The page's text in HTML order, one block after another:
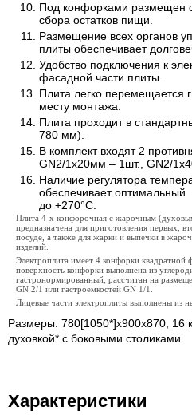
Под конфорками размещен
сбора остатков пищи.
Размещение всех органов
плиты обеспечивает
Удобство подключения к
фасадной части плиты.
Плита легко перемещается
месту монтажа.
Плита проходит в
780 мм).
В комплект входят 2
GN2/1х20мм – 1шт., GN2/
Наличие регулятора
обеспечивает
до +270°C.
Плита 4-х конфорочная с жарочным
предназначена для приготовления первых,
посуде, а также для жарки и выпечки в
изделий.
Электроплита имеет 4 конфорки
поверхность конфорки выполнена из
гастронормированный, рассчитан на
GN 2/1 или гастроемкостей GN 1/1.
Лицевые части электроплиты выполнены из
Размеры: 780[1050*]х900х870, 16
духовкой* с боковыми столиками
Характеристики